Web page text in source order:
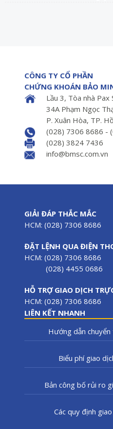
CÔNG TY CỔ PHẦN
CHỨNG KHOÁN BẢO
Lầu 3, Tòa nhà Pax
34A Phạm Ngọc
P. Xuân Hòa, TP.
(028) 7306 8686 -
(028) 3824 7436
info@bmsc.com.vn
GIẢI ĐÁP THẮC MẮC
HCM: (028) 7306 8686
ĐẶT LỆNH QUA ĐIỆN
HCM: (028) 7306 8686
(028) 4455 0686
HỖ TRỢ GIAO DỊCH
HCM: (028) 7306 8686
LIÊN KẾT NHANH
Hướng dẫn
Biểu phí giao
Bản công bố rủi ro
Các quy định